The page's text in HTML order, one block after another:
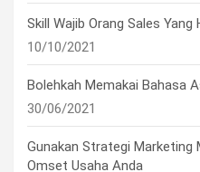
Skill Wajib Orang Sales Yang
10/10/2021
Bolehkah Memakai Bahasa
30/06/2021
Gunakan Strategi Marketing
Omset Usaha Anda